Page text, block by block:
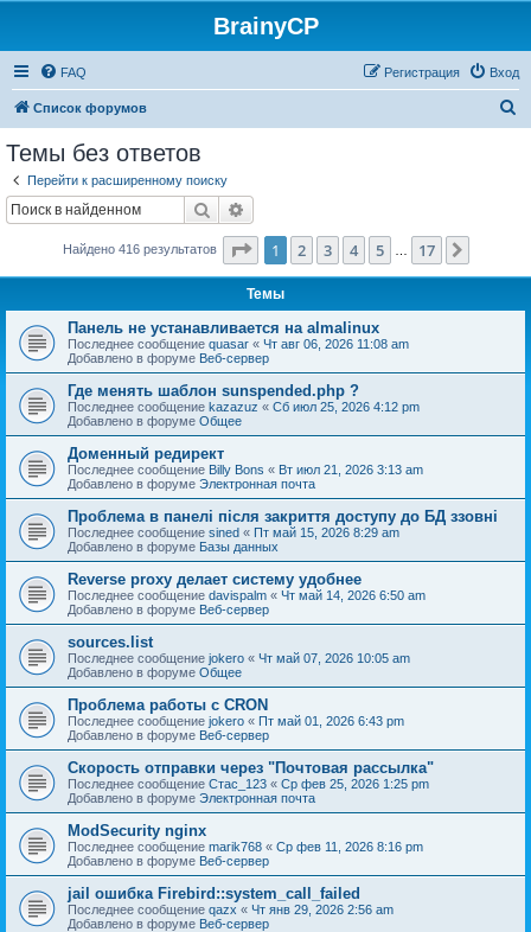
BrainyCP
FAQ Вход
Регистрация
Список форумов
Темы без ответов
Перейти к расширенному поиску
Поиск
Найдено 416 результатов Страница из 17
1 2 3 4 5 17
Темы
Панель не устанавливается на almalinux
Последнее сообщение quasar « Чт авг 06, 2026 11:08 am
Добавлено в форуме Веб-сервер
Где менять шаблон sunspended.php ?
Последнее сообщение kazazuz « Сб июл 25, 2026 4:12 pm
Добавлено в форуме Общее
Доменный редирект
Последнее сообщение Billy Bons « Вт июл 21, 2026 3:13 am
Добавлено в форуме Электронная почта
Проблема в панелі після закриття доступу до БД ззовні
Последнее сообщение sined « Пт май 15, 2026 8:29 am
Добавлено в форуме Базы данных
Reverse proxy делает систему удобнее
Последнее сообщение davispalm « Чт май 14, 2026 6:50 am
Добавлено в форуме Веб-сервер
sources.list
Последнее сообщение jokero « Чт май 07, 2026 10:05 am
Добавлено в форуме Общее
Проблема работы с CRON
Последнее сообщение jokero « Пт май 01, 2026 6:43 pm
Добавлено в форуме Веб-сервер
Скорость отправки через "Почтовая рассылка"
Последнее сообщение Стас_123 « Ср фев 25, 2026 1:25 pm
Добавлено в форуме Электронная почта
ModSecurity nginx
Последнее сообщение marik768 « Ср фев 11, 2026 8:16 pm
Добавлено в форуме Веб-сервер
jail ошибка Firebird::system_call_failed
Последнее сообщение qazx « Чт янв 29, 2026 2:56 am
Добавлено в форуме Веб-сервер